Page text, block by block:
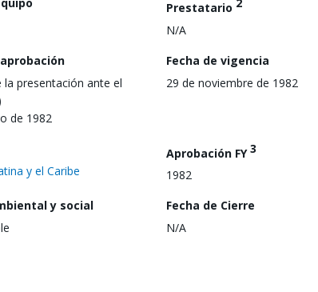
Prestatario
N/A
la presentación ante el
de 1982
Fecha de vigencia
29 de noviembre de 1982
y el Caribe
Aprobación FY3
1982
y social
Fecha de Cierre
N/A